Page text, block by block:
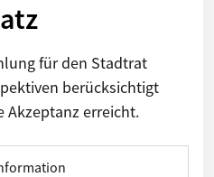
für den Stadtrat
berücksichtigt
Akzeptanz erreicht.